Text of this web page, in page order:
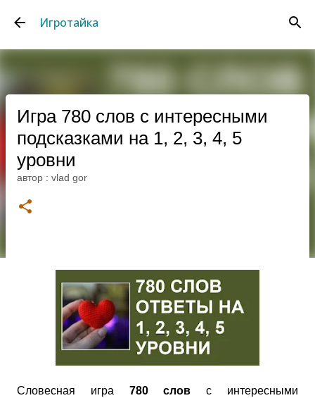
Игротайка
Игра 780 слов с интересными
подсказками на 1, 2, 3, 4, 5
уровни
автор : vlad gor
Словесная игра 780 слов с интересными